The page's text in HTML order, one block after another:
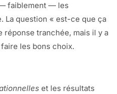
faiblement — les
La question « est-ce que ça
réponse tranchée, mais il y a
les bons choix.
et les résultats